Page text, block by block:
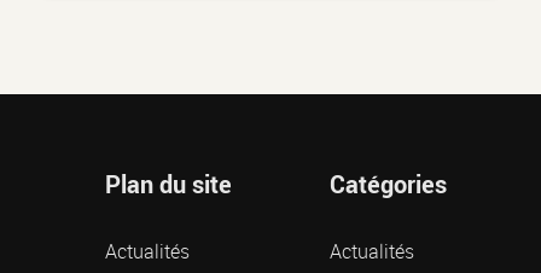
Plan du site
Actualités
Catégories
Actualités